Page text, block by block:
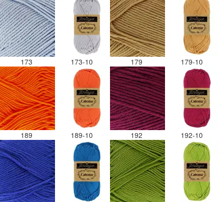
173 173-10 179 179-10
189 189-10 192 192-10